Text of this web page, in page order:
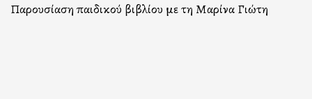
Παρουσίαση παιδικού βιβλίου με τη Μαρίνα Γιώτη